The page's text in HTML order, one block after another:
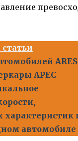
ARES
АРЕС
характеристик
автомобиле